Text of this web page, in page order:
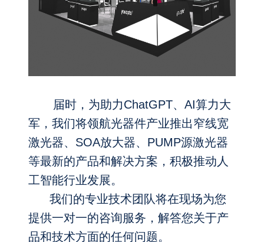
届时，为助力ChatGPT、AI算力大
军，我们将领航光器件产业推出窄线宽
激光器、SOA放大器、PUMP源激光器
等最新的产品和解决方案，积极推动人
工智能行业发展。
我们的专业技术团队将在现场为您
提供一对一的咨询服务，解答您关于产
品和技术方面的任何问题。